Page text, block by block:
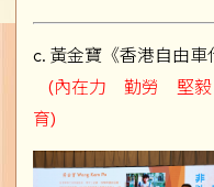
c. 黃金寶《香港自由車
(內在力 勤勞 堅
育)